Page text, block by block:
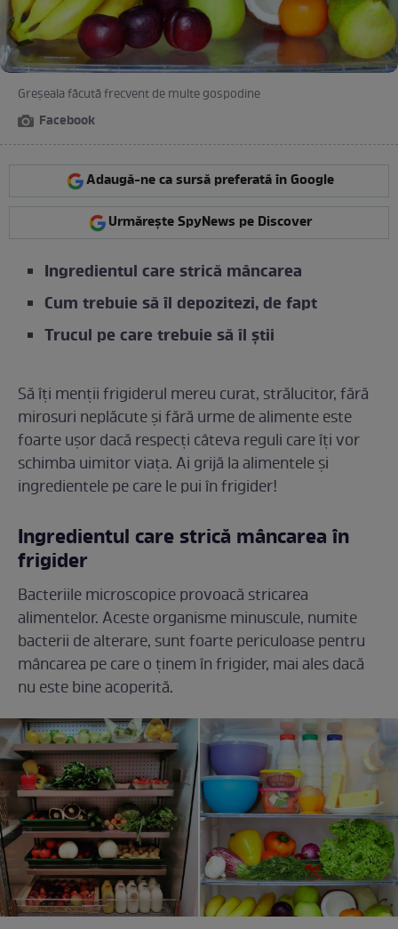
Greșeala făcută frecvent de multe gospodine
Facebook
Adaugă-ne ca sursă preferată în Google
Urmărește SpyNews pe Discover
Ingredientul care strică mâncarea
Cum trebuie să îl depozitezi, de fapt
Trucul pe care trebuie să îl știi
Să îți menții frigiderul mereu curat, strălucitor, fără
mirosuri neplăcute și fără urme de alimente este
foarte ușor dacă respecți câteva reguli care îți vor
schimba uimitor viața. Ai grijă la alimentele și
ingredientele pe care le pui în frigider!
Ingredientul care strică mâncarea în
frigider
Bacteriile microscopice provoacă stricarea
alimentelor. Aceste organisme minuscule, numite
bacterii de alterare, sunt foarte periculoase pentru
mâncarea pe care o ținem în frigider, mai ales dacă
nu este bine acoperită.